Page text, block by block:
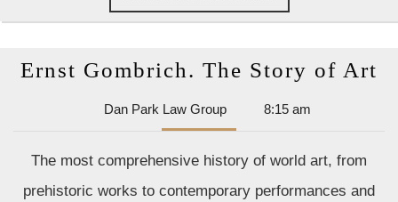
READING
Ernst Gombrich. The Story of Art
Dan Park Law GroupDan
Park
Group
8:15 am
The most comprehensive history of world art, from
prehistoric works to contemporary performances and